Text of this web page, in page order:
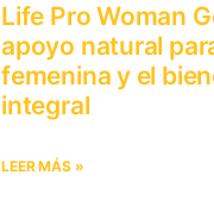
Life Pro Woman
apoyo natural
femenina y el
integral
LEER MÁS »